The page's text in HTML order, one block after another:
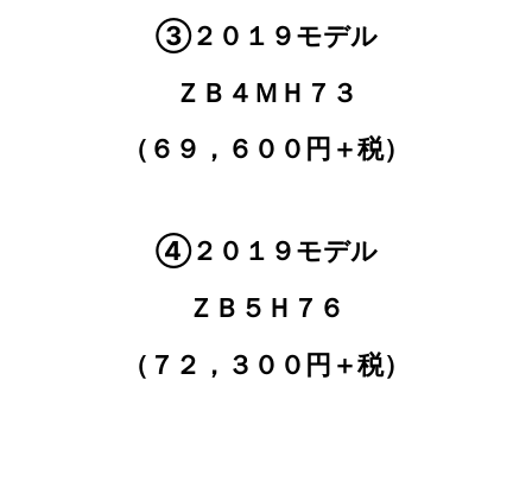
③２０１９モデル
ＺＢ４ＭＨ７３
（６９，６００円＋税）
④２０１９モデル
ＺＢ５Ｈ７６
（７２，３００円＋税）